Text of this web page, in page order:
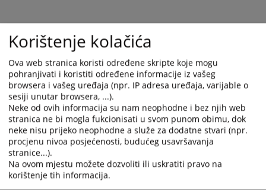
a
date.
Press
the
question
mark
key
to
get
the
shortcuts
for
a
the
question
mark
key
to
get
the
shortcuts
Korištenje kolačića
Ova web stranica koristi određene skripte koje mogu
pohranjivati i koristiti određene informacije iz vašeg
browsera i vašeg uređaja (npr. IP adresa uređaja, varijable o
sesiji unutar browsera, ...).
Neke od ovih informacija su nam neophodne i bez njih web
stranica ne bi mogla fukcionisati u svom punom obimu, dok
neke nisu prijeko neophodne a služe za dodatne stvari (npr.
procjenu nivoa posjećenosti, budućeg usavršavanja
stranice...).
Na ovom mjestu možete dozvoliti ili uskratiti pravo na
korištenje tih informacija.